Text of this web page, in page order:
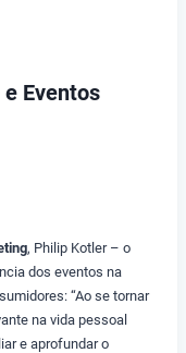
Eventos
, Philip Kotler – o
dos eventos na
“Ao se tornar
na vida pessoal
e aprofundar o